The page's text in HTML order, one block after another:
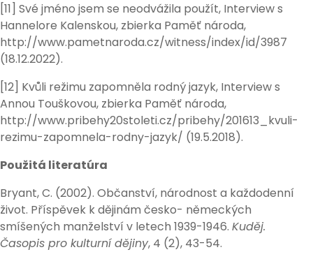
[11] Své jméno jsem se neodvážila použít, Interview s
Hannelore Kalenskou, zbierka Paměť národa,
http://www.pametnaroda.cz/witness/index/id/3987
(18.12.2022).
[12] Kvůli režimu zapomněla rodný jazyk, Interview s
Annou Touškovou, zbierka Paměť národa,
http://www.pribehy20stoleti.cz/pribehy/201613_kvuli-
rezimu-zapomnela-rodny-jazyk/ (19.5.2018).
Použitá literatúra
Bryant, C. (2002). Občanství, národnost a každodenní
život. Příspěvek k dějinám česko- německých
smíšených manželství v letech 1939-1946. Kuděj.
Časopis pro kulturní dějiny, 4 (2), 43-54.